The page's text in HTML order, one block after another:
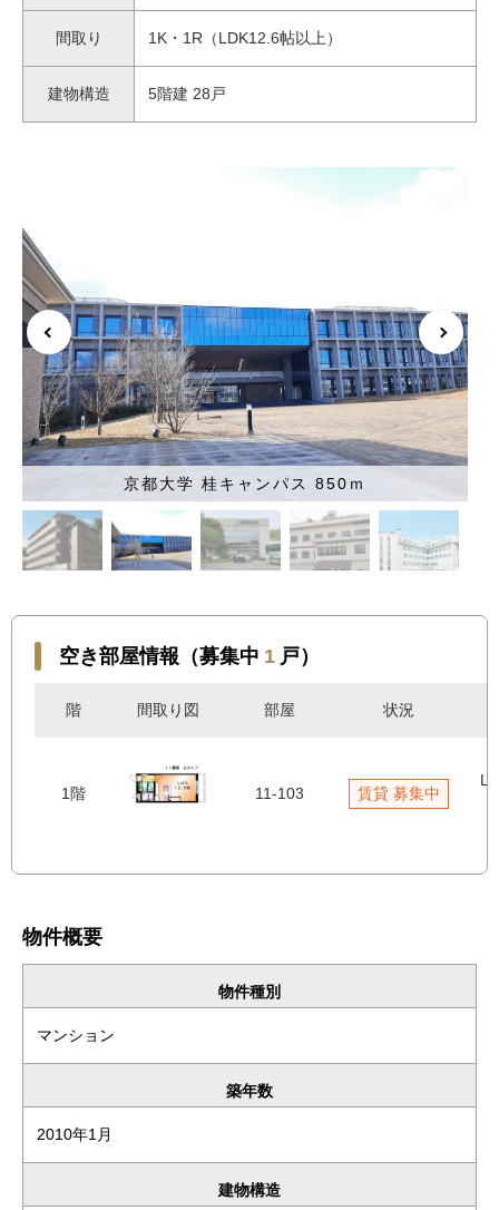
間取り 1K・1R（LDK12.6帖以上）
建物構造 5階建 28戸
京都大学 桂キャンパス 850ｍ
空き部屋情報（募集中 1 戸）
階 間取り図 部屋 状況
1階 11-103 賃貸 募集中
物件概要
物件種別
マンション
築年数
2010年1月
建物構造